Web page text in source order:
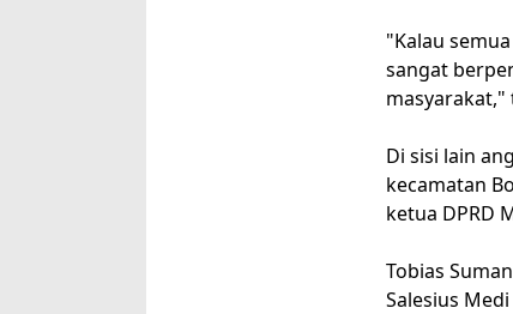
"Kalau
sangat
masyarakat,"
Di sisi lain
kecamatan
ketua DPRD
Tobias
Salesius